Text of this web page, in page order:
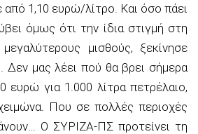
από 1,10 ευρώ/λίτρο. Και όσο πάει
όμως ότι την ίδια στιγμή στη
μισθούς, ξεκίνησε
Δεν μας λέει πού θα βρει σήμερα
ευρώ για 1.000 λίτρα πετρέλαιο,
Που σε πολλές περιοχές
Ο ΣΥΡΙΖΑ-ΠΣ προτείνει τη